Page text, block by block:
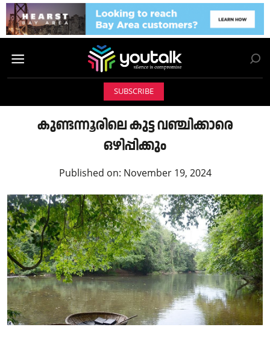
SUBSCRIBE
കുണ്ടന്നൂരിലെ കുട്ട വഞ്ചിക്കാരെ
ഒഴിപ്പിക്കും
Published on: November 19, 2024